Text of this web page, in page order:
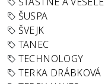
ŠUSPA
ŠVEJK
TANEC
TECHNOLOGY
TERKA DRÁBKOVÁ